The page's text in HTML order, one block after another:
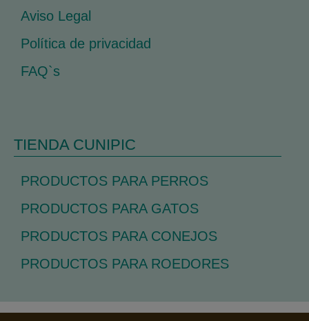
Aviso Legal
Política de privacidad
FAQ`s
TIENDA CUNIPIC
PRODUCTOS PARA PERROS
PRODUCTOS PARA GATOS
PRODUCTOS PARA CONEJOS
PRODUCTOS PARA ROEDORES